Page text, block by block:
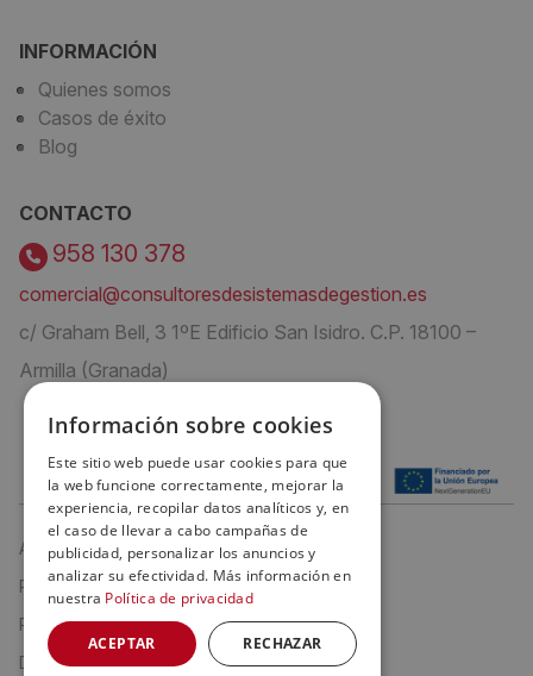
INFORMACIÓN
Quienes somos
Casos de éxito
Blog
CONTACTO
958 130 378
comercial@consultoresdesistemasdegestion.es
c/ Graham Bell, 3 1ºE Edificio San Isidro. C.P. 18100 –
Armilla (Granada)
Aviso Legal
Política de privacidad
Política de cookies
Declaración de Accesibilidad
Información sobre cookies
Este sitio web puede usar cookies para que
la web funcione correctamente, mejorar la
experiencia, recopilar datos analíticos y, en
el caso de llevar a cabo campañas de
publicidad, personalizar los anuncios y
analizar su efectividad. Más información en
nuestra Política de privacidad
ACEPTAR RECHAZAR